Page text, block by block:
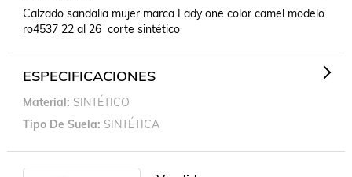
Calzado sandalia mujer marca Lady one color camel modelo
ro4537 22 al 26  corte sintético
ESPECIFICACIONES
Material SINTÉTICO
Tipo De Suela SINTÉTICA